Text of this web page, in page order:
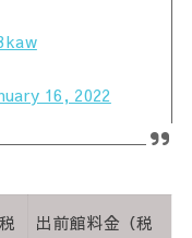
16, 2022
出前館料金（税